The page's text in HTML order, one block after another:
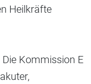
Heilkräfte
Kommission E